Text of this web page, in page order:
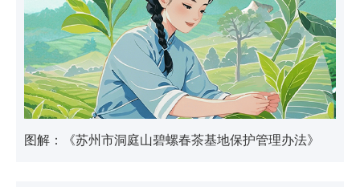
图解：《苏州市洞庭山碧螺春茶基地保护管理办法》